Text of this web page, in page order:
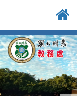
到
主
要
內
容